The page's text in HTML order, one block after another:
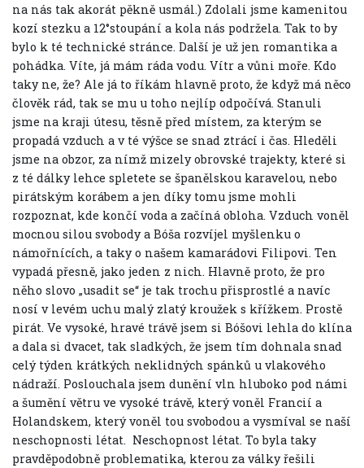
na nás tak akorát pěkně usmál.) Zdolali jsme kamenitou
kozí stezku a 12°stoupání a kola nás podržela. Tak to by
bylo k té technické stránce. Další je už jen romantika a
pohádka. Víte, já mám ráda vodu. Vítr a vůni moře. Kdo
taky ne, že? Ale já to říkám hlavně proto, že když má něco
člověk rád, tak se mu u toho nejlíp odpočívá. Stanuli
jsme na kraji útesu, těsně před místem, za kterým se
propadá vzduch a v té výšce se snad ztrácí i čas. Hleděli
jsme na obzor, za nímž mizely obrovské trajekty, které si
z té dálky lehce spletete se španělskou karavelou, nebo
pirátským korábem a jen díky tomu jsme mohli
rozpoznat, kde končí voda a začíná obloha. Vzduch voněl
mocnou silou svobody a Bóša rozvíjel myšlenku o
námořnících, a taky o našem kamarádovi Filipovi. Ten
vypadá přesně, jako jeden z nich. Hlavně proto, že pro
něho slovo „usadit se“ je tak trochu přisprostlé a navíc
nosí v levém uchu malý zlatý kroužek s křížkem. Prostě
pirát. Ve vysoké, hravé trávě jsem si Bóšovi lehla do klína
a dala si dvacet, tak sladkých, že jsem tím dohnala snad
celý týden krátkých neklidných spánků u vlakového
nádraží. Poslouchala jsem dunění vln hluboko pod námi
a šumění větru ve vysoké trávě, který voněl Francií a
Holandskem, který voněl tou svobodou a vysmíval se naší
neschopnosti létat. Neschopnost létat. To byla taky
pravděpodobně problematika, kterou za války řešili